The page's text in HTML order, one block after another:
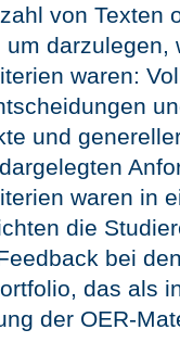
von Texten
um
waren:
und
waren in
die
bei
das als
der OER-